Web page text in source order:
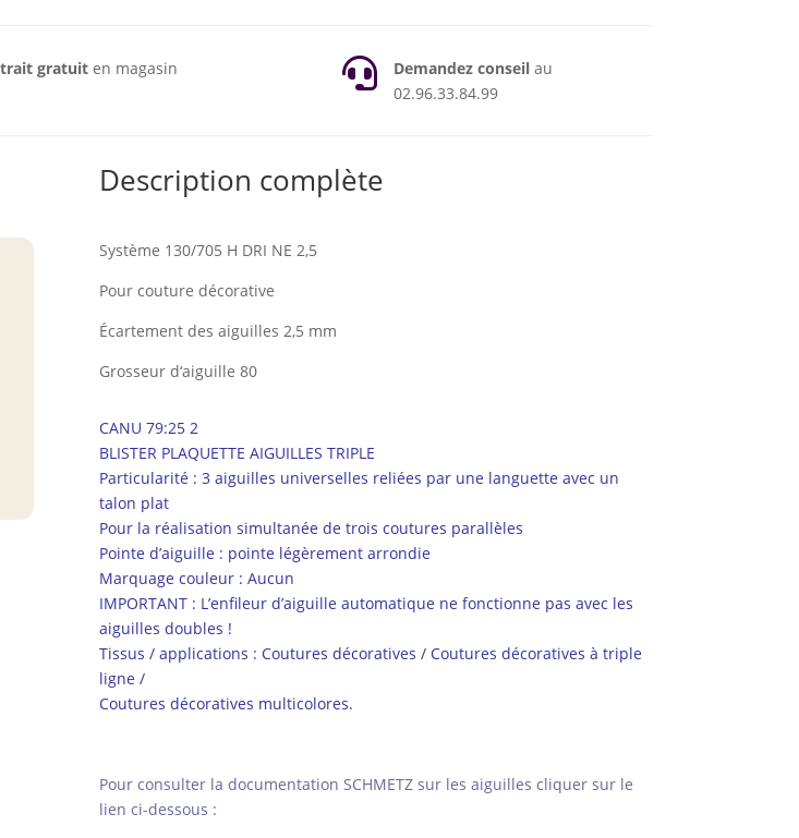
gratuiten magasin  Demandez conseil au
02.96.33.84.99
Description complète
Système 130/705 H DRI NE 2,5
Pour couture décorative
Écartement des aiguilles 2,5 mm
Grosseur d‘aiguille 80
CANU 79:25 2
BLISTER PLAQUETTE AIGUILLES TRIPLE
Particularité : 3 aiguilles universelles reliées par une languette avec un
talon plat
Pour la réalisation simultanée de trois coutures parallèles
Pointe d’aiguille : pointe légèrement arrondie
Marquage couleur : Aucun
IMPORTANT : L’enfileur d’aiguille automatique ne fonctionne pas avec les
aiguilles doubles !
Tissus / applications : Coutures décoratives / Coutures décoratives à triple
ligne /
Coutures décoratives multicolores.
Pour consulter la documentation SCHMETZ sur les aiguilles cliquer sur le
lien ci-dessous :